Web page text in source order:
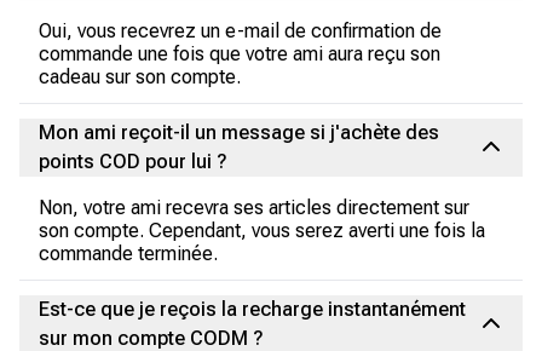
Oui, vous recevrez un e-mail de confirmation de
commande une fois que votre ami aura reçu son
cadeau sur son compte.
Mon ami reçoit-il un message si j'achète des
points COD pour lui ?
Non, votre ami recevra ses articles directement sur
son compte. Cependant, vous serez averti une fois la
commande terminée.
Est-ce que je reçois la recharge instantanément
sur mon compte CODM ?